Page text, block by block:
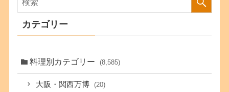
カテゴリー
料理別カテゴリー (8,585)
大阪・関西万博 (20)